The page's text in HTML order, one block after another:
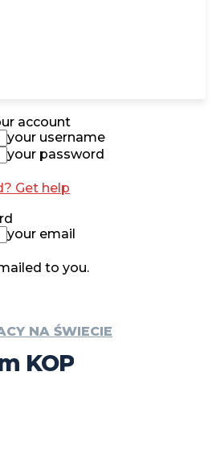
account
your username
your password
Get help
your email
to you.
NA ŚWIECIE
KOP